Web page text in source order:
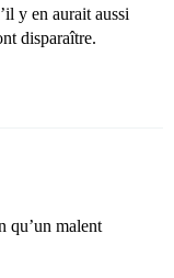
y en aurait aussi
disparaître.
qu’un malent